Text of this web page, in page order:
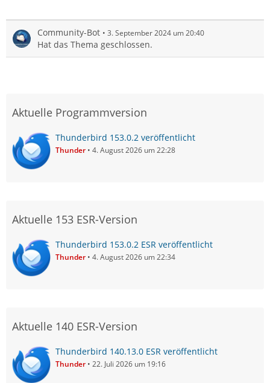
Community-Bot 3. September 2024 um 20:40
Hat das Thema geschlossen.
Aktuelle Programmversion
Thunderbird 153.0.2 veröffentlicht
Thunder 4. August 2026 um 22:28
Aktuelle 153 ESR-Version
Thunderbird 153.0.2 ESR veröffentlicht
Thunder 4. August 2026 um 22:34
Aktuelle 140 ESR-Version
Thunderbird 140.13.0 ESR veröffentlicht
Thunder 22. Juli 2026 um 19:16